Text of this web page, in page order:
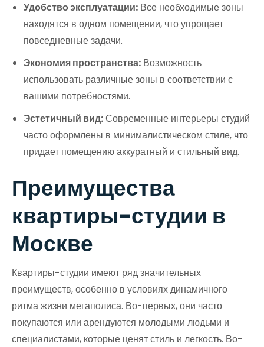
Удобство эксплуатации: Все необходимые зоны
находятся в одном помещении, что упрощает
повседневные задачи.
Экономия пространства: Возможность
использовать различные зоны в соответствии с
вашими потребностями.
Эстетичный вид:Современные интерьеры студий
часто оформлены в минималистическом стиле, что
придает помещению аккуратный и стильный вид.
Преимущества
квартиры-студии в
Москве
Квартиры-студии имеют ряд значительных
преимуществ, особенно в условиях динамичного
ритма жизни мегаполиса. Во-первых, они часто
покупаются или арендуются молодыми людьми и
специалистами, которые ценят стиль и легкость. Во-